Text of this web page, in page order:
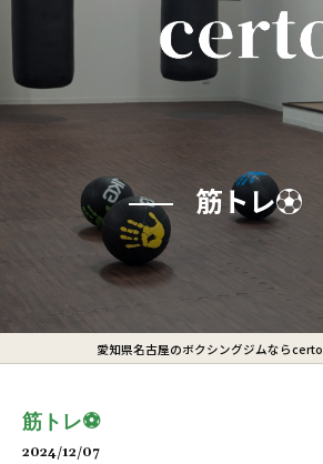
筋トレ⚽️
愛知県名古屋のボクシングジムならcerto
筋トレ⚽️
2024/12/07